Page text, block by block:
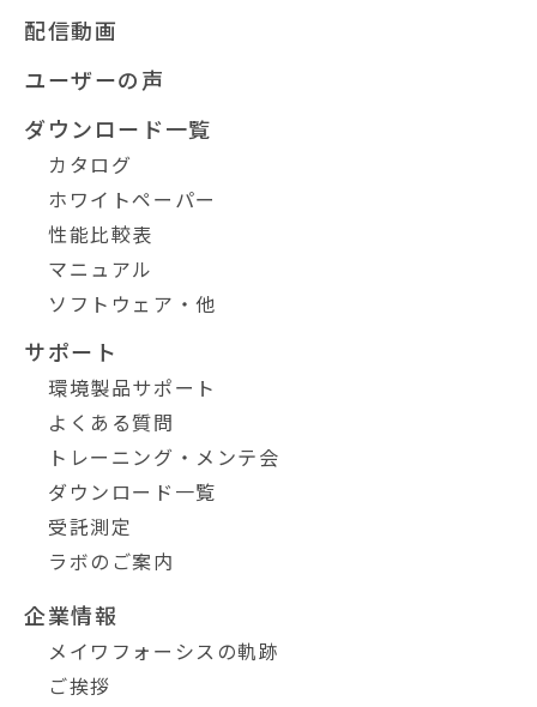
配信動画
ユーザーの声
ダウンロード一覧
カタログ
ホワイトペーパー
性能比較表
マニュアル
ソフトウェア・他
サポート
環境製品サポート
よくある質問
トレーニング・メンテ会
ダウンロード一覧
受託測定
ラボのご案内
企業情報
メイワフォーシスの軌跡
ご挨拶